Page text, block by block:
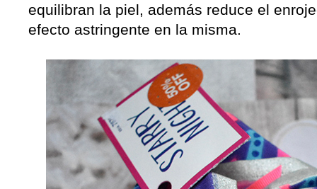
equilibran la piel, además reduce el
efecto astringente en la misma.